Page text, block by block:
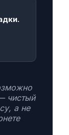
чистый
а не